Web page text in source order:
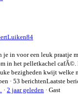
je in voor een leuk praatje
in het pelletkachel
bezigheden kwijt welke
· 53 berichtenLaatste
· 2 jaar geleden · Gast